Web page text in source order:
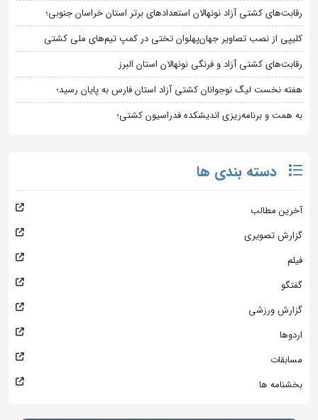
رقابت‌های کشتی آزاد نونهالان استعدادهای برتر استان خراسان جنوبی؛
کلیپی از نصب تصاویر جهان‌پهلوان تختی در کمپ تیم‌های ملی کشتی
رقابت‌های کشتی آزاد و فرنگی نونهالان استان البرز
هفته نخست لیگ نوجوانان کشتی آزاد استان فارس به پایان رسید؛
به همت و برنامه‌ریزی اندیشکده فدراسیون کشتی؛
دسته بندی ها
آخرین مطالب
گزارش تصویری
فیلم
گفتگو
گزارش ورزشی
اردوها
مسابقات
بخشنامه ها